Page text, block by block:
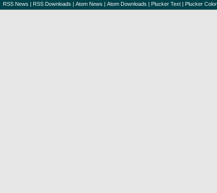
RSS News | RSS Downloads | Atom News | Atom Downloads | Plucker Text | Plucker Color